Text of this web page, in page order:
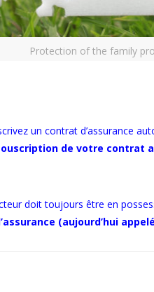
Protection of the family
un contrat d’assurance
de votre contrat
doit toujours être en
(aujourd’hui appelée